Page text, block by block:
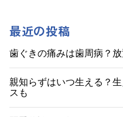
ナ
ビ
ゲ
ー
最近の投稿
歯ぐきの痛みは歯周病？
親知らずはいつ生える？
スも